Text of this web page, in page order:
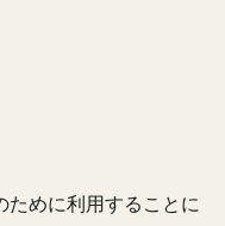
めに利用することに